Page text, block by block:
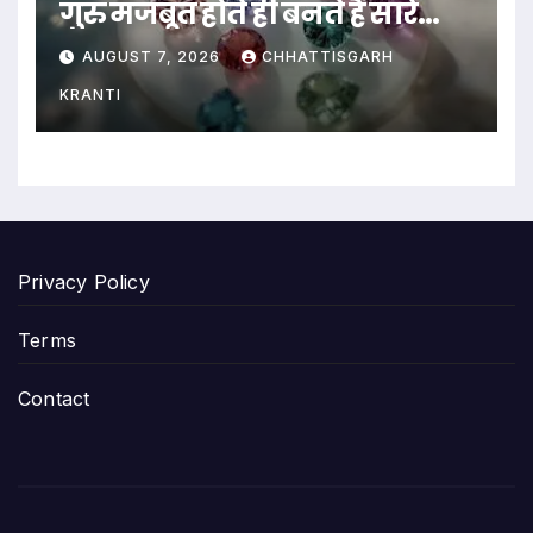
गुरु मजबूत होते ही बनते हैं सारे
काम…
AUGUST 7, 2026 CHHATTISGARH
KRANTI
Privacy Policy
Terms
Contact